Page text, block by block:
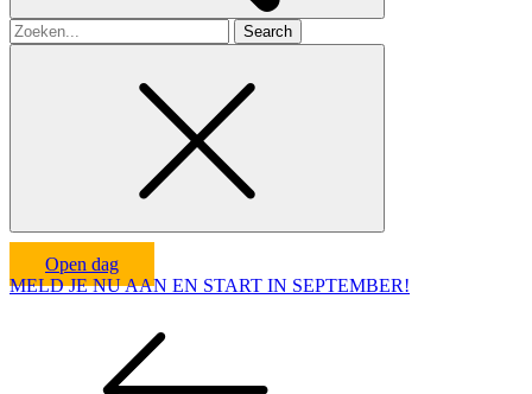
Search
for
Open dag
MELD JE NU AAN EN START IN SEPTEMBER!